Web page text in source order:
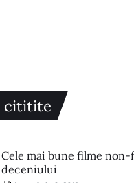
cititite
Cele mai bune filme
deceniului